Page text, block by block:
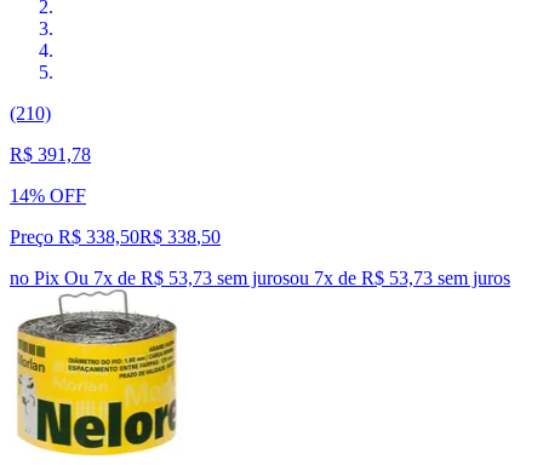
(210)
R$ 391,78
14% OFF
Preço R$ 338,50R$ 338,50
no Pix Ou 7x de R$ 53,73 sem jurosou 7x de R$ 53,73 sem juros